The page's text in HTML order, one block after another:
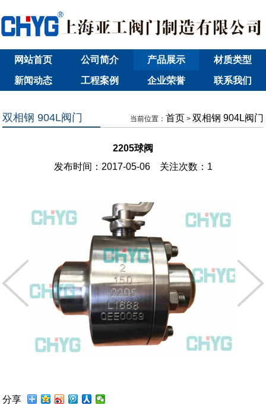
网站首页 公司简介 产品展示 材质类型
新闻动态 工程案例 企业荣誉 联系我们
当前位置： 首页 > 双相钢 904L阀门
双相钢 904L阀门
2205球阀
发布时间：2017-05-06 关注次数： 1
分享